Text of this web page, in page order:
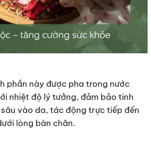
phần này được pha trong nước
nhiệt độ lý tưởng, đảm bảo tinh
vào da, tác động trực tiếp đến
lòng bàn chân.